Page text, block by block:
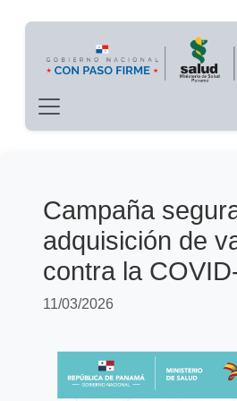
Pasar al contenido principal
Main navigation
Campaña
adquisición de
contra la
11/03/2026